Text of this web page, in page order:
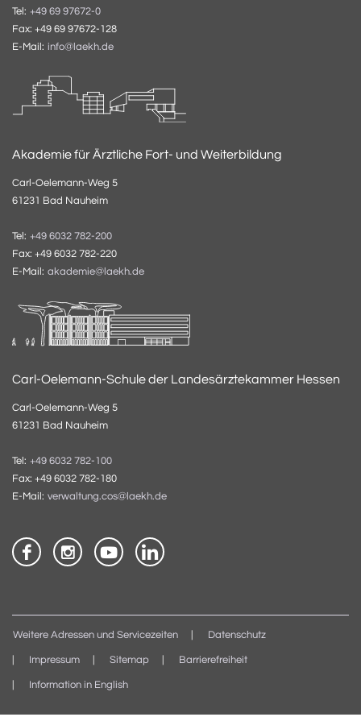
Tel: +49 69 97672-0
Fax: +49 69 97672-128
E-Mail: info@laekh.de
Akademie für Ärztliche Fort- und Weiterbildung
Carl-Oelemann-Weg 5
61231 Bad Nauheim
Tel: +49 6032 782-200
Fax: +49 6032 782-220
E-Mail: akademie@laekh.de
Carl-Oelemann-Schule der Landesärztekammer Hessen
Carl-Oelemann-Weg 5
61231 Bad Nauheim
Tel: +49 6032 782-100
Fax: +49 6032 782-180
E-Mail: verwaltung.cos@laekh.de
Weitere Adressen und Servicezeiten Datenschutz
Impressum Sitemap Barrierefreiheit
Information in English